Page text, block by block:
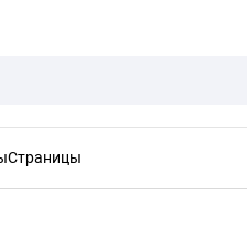
Страницы